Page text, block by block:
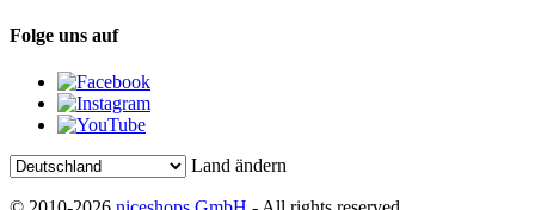
Folge uns auf
Land ändern